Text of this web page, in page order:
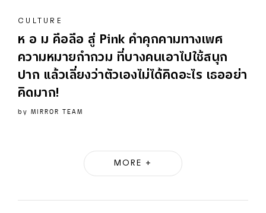
CULTURE
ห อ ม คือลือ สู่ Pink คำคุกคามทางเพศ
ความหมายกำกวม ที่บางคนเอาไปใช้สนุก
ปาก แล้วเลี่ยงว่าตัวเองไม่ได้คิดอะไร เธออย่า
คิดมาก!
by MIRROR TEAM
MORE +